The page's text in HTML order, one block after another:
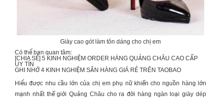
Giày cao gót làm tôn dáng cho chị em
Có thể bạn quan tâm:
[CHIA SẺ] 5 KINH NGHIỆM ORDER HÀNG QUẢNG CHÂU CAO CẤP
UY TÍN
GHI NHỚ 4 KINH NGHIỆM SĂN HÀNG GIÁ RẺ TRÊN TAOBAO
Hiểu được nhu cầu lớn của chị em phụ nữ khiến cho nguồn hàng lớn
mạnh nhất thế giới Quảng Châu cho ra đời hàng ngàn loại giày dép